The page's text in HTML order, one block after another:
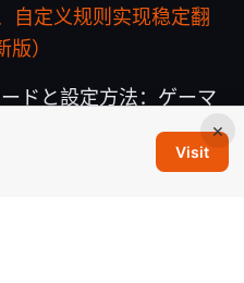
自定义规则实现稳定翻
）
ドと設定方法：ゲーマ
×
Visit